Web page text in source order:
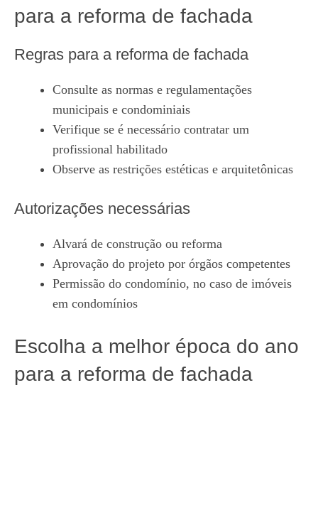
para a reforma de fachada
Regras para a reforma de fachada
Consulte as normas e regulamentações
municipais e condominiais
Verifique se é necessário contratar um
profissional habilitado
Observe as restrições estéticas e arquitetônicas
Autorizações necessárias
Alvará de construção ou reforma
Aprovação do projeto por órgãos competentes
Permissão do condomínio, no caso de imóveis
em condomínios
Escolha a melhor época do ano
para a reforma de fachada